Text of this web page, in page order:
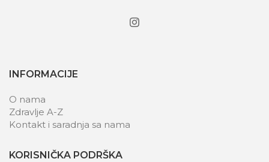
INFORMACIJE
O nama
Zdravlje A-Z
Kontakt i saradnja sa nama
KORISNIČKA PODRŠKA